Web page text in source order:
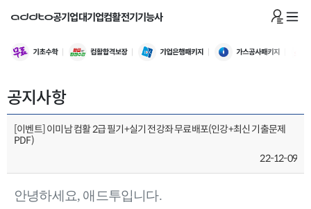
공기업대기업컴활전기기능사
공지사항
[이벤트] 이미남 컴활 2급 필기+실기 전강좌 무료배포(인강+최신 기출문제
PDF)
22-12-09
안녕하세요, 애드투입니다.